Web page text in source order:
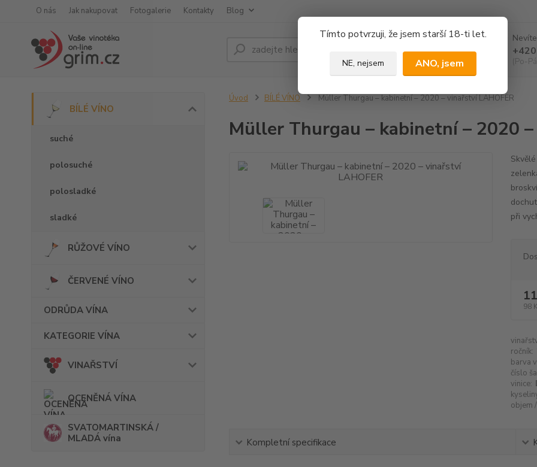
Tímto potvrzuji, že jsem starší 18-ti let.
NE, nejsem ANO, jsem
O nás Jak nakupovat Fotogalerie Kontakty Blog
Hledat
(Po-
BÍLÉ VÍNO
suché
polosuché
polosladké
sladké
RŮŽOVÉ VÍNO
ČERVENÉ VÍNO
ODRŮDA VÍNA
KATEGORIE VÍNA
VINAŘSTVÍ
OCENĚNÁ VÍNA
SVATOMARTINSKÁ /
MLADÁ vína
Úvod BÍLÉ VÍNO Müller Thurgau – kabinetní – 2020 – vinařství LAHOFER
Müller Thurgau – kabinetní – 2020
při
98
ročník:
barva
číslo
vinice:
objem
Kompletní specifikace